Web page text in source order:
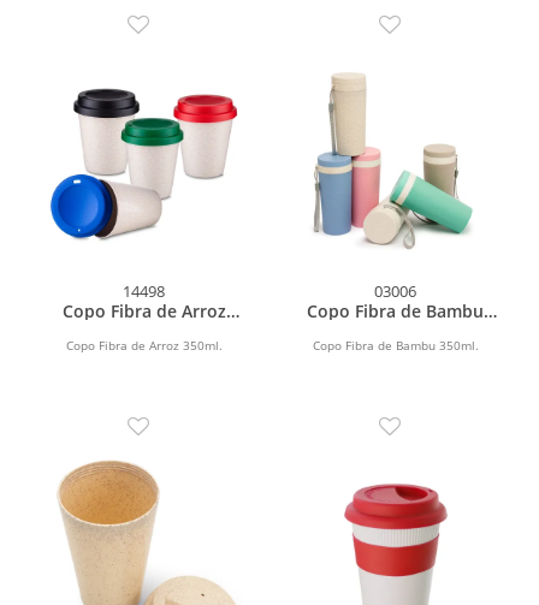
14498
Copo Fibra de Arroz
Copo Fibra de Arroz 350ml.
03006
Copo Fibra de Bambu
Copo Fibra de Bambu 350ml.